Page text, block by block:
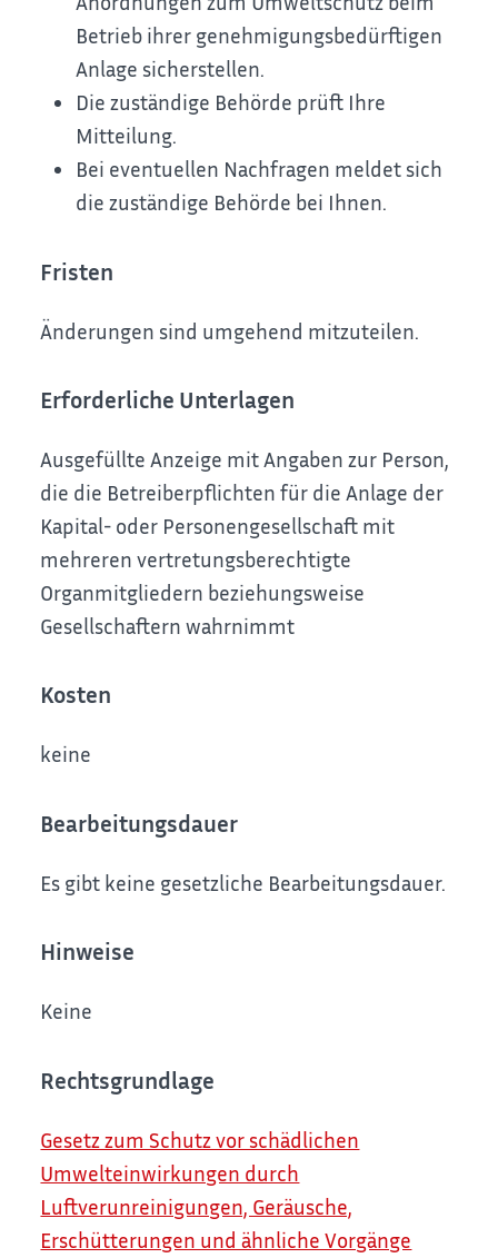
Betrieb ihrer genehmigungsbedürftigen
Anlage sicherstellen.
Die zuständige Behörde prüft Ihre
Mitteilung.
Bei eventuellen Nachfragen meldet sich
die zuständige Behörde bei Ihnen.
Fristen
Änderungen sind umgehend mitzuteilen.
Erforderliche Unterlagen
Ausgefüllte Anzeige mit Angaben zur Person,
die die Betreiberpflichten für die Anlage der
Kapital- oder Personengesellschaft mit
mehreren vertretungsberechtigte
Organmitgliedern beziehungsweise
Gesellschaftern wahrnimmt
Kosten
keine
Bearbeitungsdauer
Es gibt keine gesetzliche Bearbeitungsdauer.
Hinweise
Keine
Rechtsgrundlage
Gesetz zum Schutz vor schädlichen
Umwelteinwirkungen durch
Luftverunreinigungen, Geräusche,
Erschütterungen und ähnliche Vorgänge